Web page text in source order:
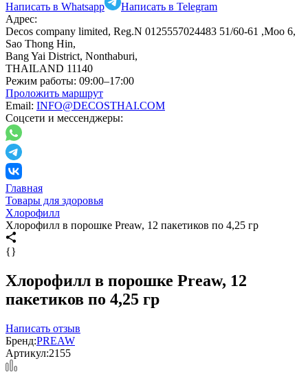
Написать в Whatsapp
Написать в Telegram
Адрес:
Decos company limited, Reg.N 0125557024483 51/60-61 ,Moo 6,
Sao Thong Hin,
Bang Yai District, Nonthaburi,
THAILAND 11140
Режим работы: 09:00–17:00
Проложить маршрут
Email: INFO@DECOSTHAI.COM
Соцсети и мессенджеры:
Главная
Товары для здоровья
Хлорофилл
Хлорофилл в порошке Preaw, 12 пакетиков по 4,25 гр
{}
Хлорофилл в порошке Preaw, 12
пакетиков по 4,25 гр
Написать отзыв
Бренд:PREAW
Артикул:2155